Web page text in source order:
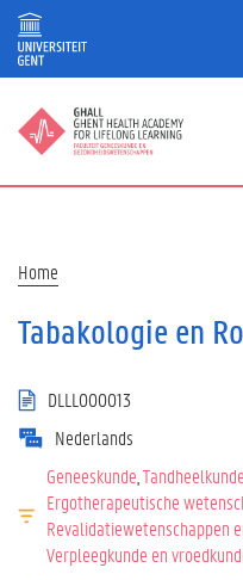
Overslaan
naar
inhoud
gaan
PROGRAMMA
Kruimelpad
Home
Tabakologie en
DLLL000013
Nederlands
Geneeskunde
Ergotherapeutische
Revalidatiewetenschappen
Verpleegkunde en